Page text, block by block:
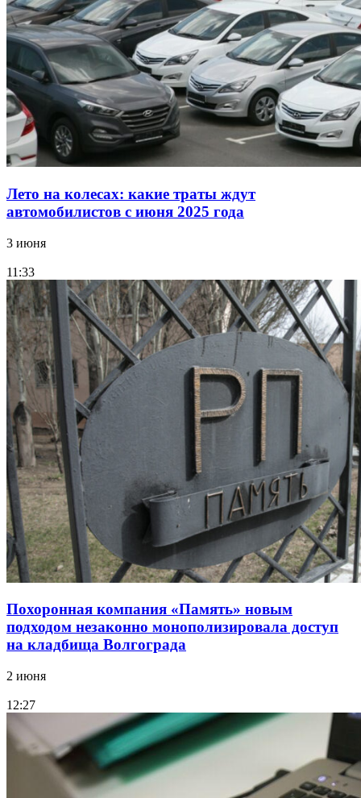
Лето на колесах: какие траты ждут
автомобилистов с июня 2025 года
3 июня
11:33
Похоронная компания «Память» новым
подходом незаконно монополизировала доступ
на кладбища Волгограда
2 июня
12:27